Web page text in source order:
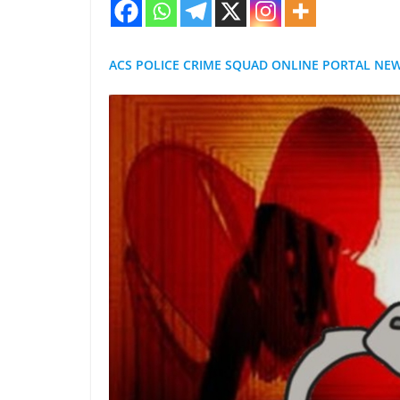
ACS POLICE CRIME SQUAD ONLINE PORTAL